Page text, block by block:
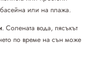
или на плажа.
. Солената вода, пясъкът
по време на сън може